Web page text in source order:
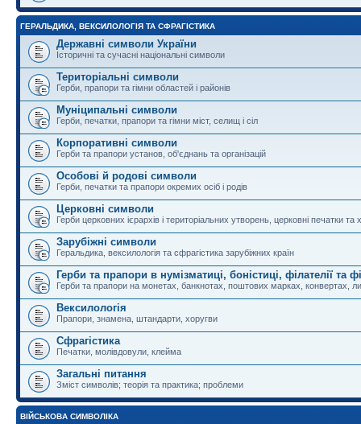
ГЕРАЛЬДИКА, ВЕКСИЛОЛОГІЯ ТА СФРАГІСТИКА
Державні символи України
Історичні та сучасні національні символи
Територіальні символи
Герби, прапори та гімни областей і районів
Муніципальні символи
Герби, печатки, прапори та гімни міст, селищ і сіл
Корпоративні символи
Герби та прапори установ, об'єднань та організацій
Особові й родові символи
Герби, печатки та прапори окремих осіб і родів
Церковні символи
Герби церковних ієрархів і територіальних утворень, церковні печатки та
Зарубіжні символи
Геральдика, вексилологія та сфрагістика зарубіжних країн
Герби та прапори в нумізматиці, боністиці, філателії та
Герби та прапори на монетах, банкнотах, поштових марках, конвертах,
Вексилологія
Прапори, знамена, штандарти, хоругви
Сфрагістика
Печатки, молівдовули, клейма
Загальні питання
Зміст символів; теорія та практика; проблеми
ВІЙСЬКОВА СИМВОЛІКА